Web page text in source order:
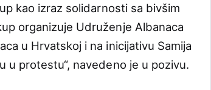
kao izraz solidarnosti sa bivšim
organizuje Udruženje Albanaca
u Hrvatskoj i na inicijativu Samija
u protestu“, navedeno je u pozivu.